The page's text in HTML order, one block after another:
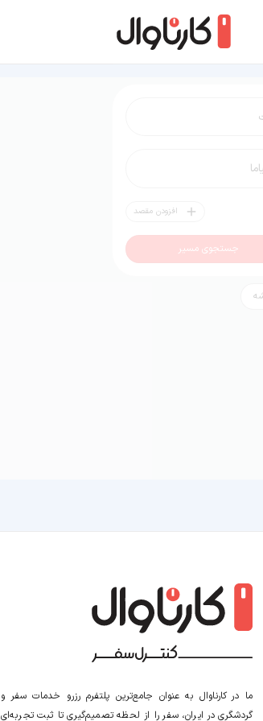
افزودن مقصد
جستجوی مسیر
ما در کارناوال به عنوان جامع‌ترین پلتفرم رزرو خدمات سفر و
گردشگری در ایران، سفر را از لحظه‌ تصمیم‌گیری تا ثبت تجربه‌ای